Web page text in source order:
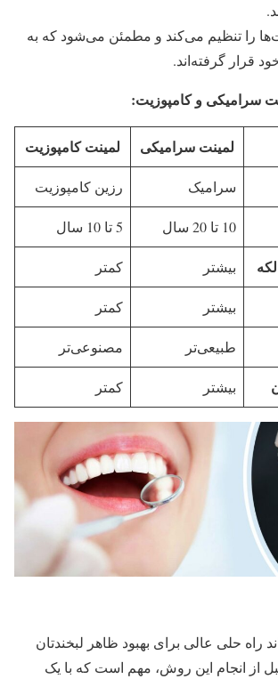
را تنظیم می‌کند و مطمئن می‌شود که به
قرار گرفته‌اند.
سرامیکی و کامپوزیت:
لمینت سرامیکی
لمینت کامپوزیت
سرامیک رزین کامپوزیت
10 تا 20 سال 5 تا 10 سال
بیشتر کمتر
بیشتر کمتر
طبیعی‌تر مصنوعی‌تر
بیشتر کمتر
راه حلی عالی برای بهبود ظاهر لبخندتان
از انجام این روش، مهم است که با یک